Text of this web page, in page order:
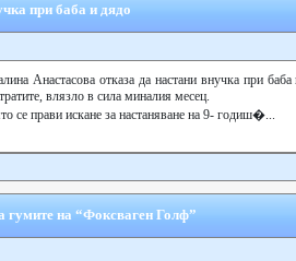
при баба и дядо
Анастасова отказа да настани внучка при
влязло в сила миналия месец.
се прави искане за настаняване на 9- годиш�...
гумите на “Фоксваген Голф”